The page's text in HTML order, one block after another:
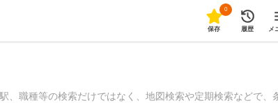
0
保存 履歴 メ
、職種等の検索だけではなく、地図検索や定期検索などで、